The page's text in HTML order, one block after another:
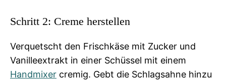
Schritt 2: Creme herstellen
Verquetscht den Frischkäse mit Zucker und
Vanilleextrakt in einer Schüssel mit einem
Handmixer cremig. Gebt die Schlagsahne hinzu